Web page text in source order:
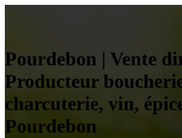
Pourdebon | Vente
Producteur
charcuterie, vin,
Pourdebon